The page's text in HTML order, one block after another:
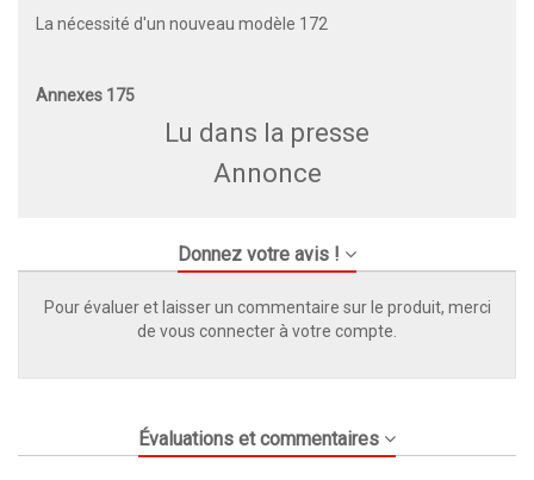
La nécessité d'un nouveau modèle 172
Annexes 175
Lu dans la presse
Annonce
Donnez votre avis !
Pour évaluer et laisser un commentaire sur le produit, merci
de vous connecter à votre compte.
Évaluations et commentaires